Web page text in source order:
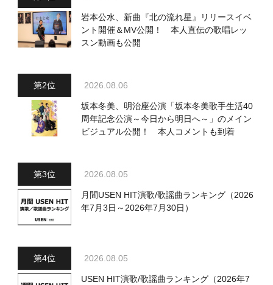
岩本公水、新曲『北の流れ星』リリースイベ
ント開催＆MV公開！ 本人直伝の歌唱レッ
スン動画も公開
2026.08.06
坂本冬美、明治座公演「坂本冬美歌手生活40
周年記念公演～今日から明日へ～」のメイン
ビジュアル公開！ 本人コメントも到着
2026.08.05
月間USEN HIT演歌/歌謡曲ランキング（2026
年7月3日～2026年7月30日）
2026.08.05
USEN HIT演歌/歌謡曲ランキング（2026年7